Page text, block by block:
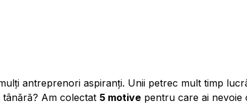
antreprenori aspiranți. Unii petrec mult timp
Am colectat 5 motive pentru care ai nevoie